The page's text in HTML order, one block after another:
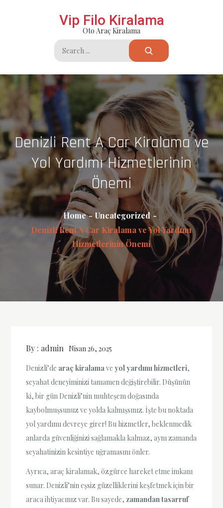
Vip Filo Kiralama
Oto Araç Kiralama
Search
for:
Denizli Rent A Car Kiralama ve
Yol Yardımı Hizmetlerinin
Önemi
Home
Uncategorized
Denizli Rent A Car Kiralama ve Yol Yardımı
Hizmetlerinin Önemi
By : admin Nisan 26, 2025
Denizli’de araç kiralamaveyol yardımı hizmetleri,
seyahat deneyiminizi tamamen değiştirebilir. Düşünün
ki, bir gün Denizli’nin muhteşem doğasında
kaybolmuşsunuz ve yolda kalmışsınız. İşte bu noktada
yol yardımı devreye girer! Bu hizmetler, beklenmedik
anlarda güvenliğinizi sağlamakla kalmaz, aynı zamanda
seyahatinizin kesintiye uğramasını önler.
Ayrıca, araç kiralamak, özgürce hareket etme imkanı
sunar. Denizli’nin eşsiz güzelliklerini keşfetmek için bir
araca ihtiyacınız var. Bu sayede, zamandan tasarruf